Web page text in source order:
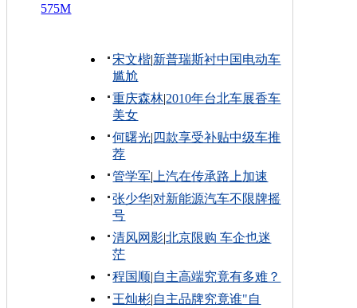
575M
宋文楷|新普瑞斯衬中国电动车
尴尬
重庆森林|2010年台北车展香车
美女
何曙光| 四款享受补贴中级车推
荐
管学军| 上汽在传承路上加速
张少华|对新能源汽车不限牌摇
号
清风网影|北京限购 车企也迷
茫
程国顺|自主高端究竟有多难？
王灿彬|自主品牌究竟谁"自